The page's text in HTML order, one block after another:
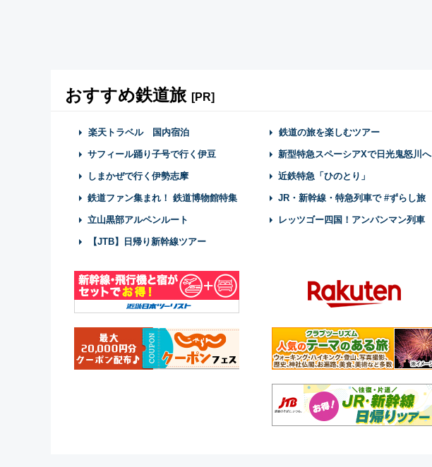
おすすめ鉄道旅 [PR]
楽天トラベル 国内宿泊 鉄道の旅を楽しむツアー
サフィール踊り子号で行く伊豆 新型特急スペーシアXで日光鬼怒川へ
しまかぜで行く伊勢志摩 近鉄特急「ひのとり」
鉄道ファン集まれ！ 鉄道博物館特集 JR・新幹線・特急列車で #ずらし旅
立山黒部アルペンルート レッツゴー四国！アンパンマン列車
【JTB】日帰り新幹線ツアー